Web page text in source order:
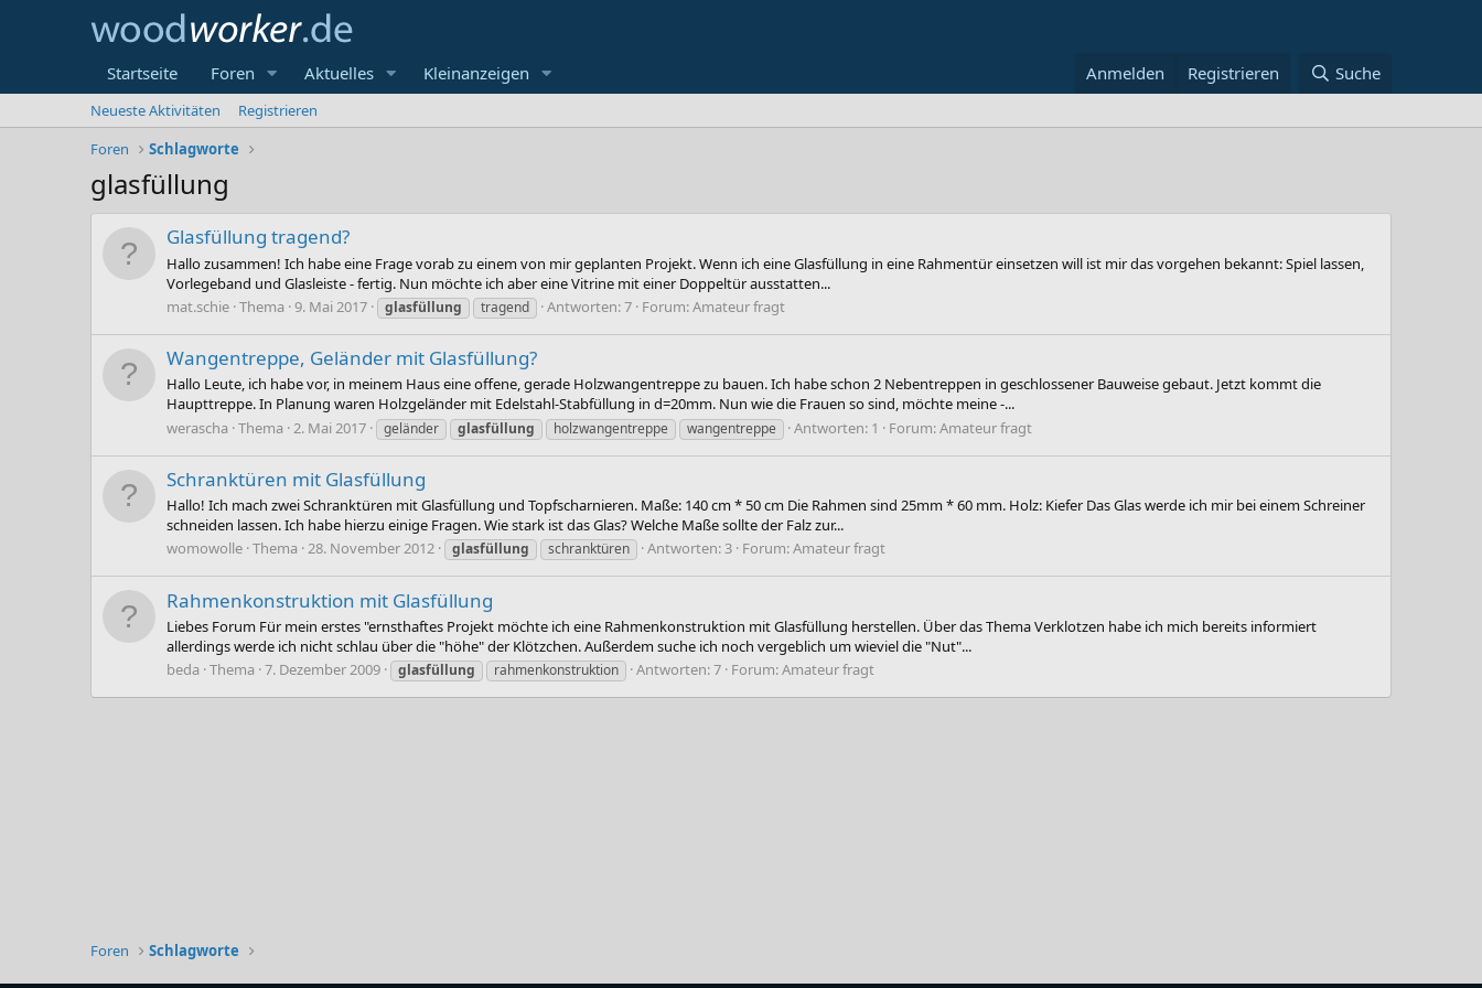
Startseite Foren Aktuelles Kleinanzeigen Anmelden Registrieren Suche
Neueste Aktivitäten
Registrieren
Foren
Schlagworte
glasfüllung
Glasfüllung tragend?
Hallo zusammen! Ich habe eine Frage vorab zu einem von mir geplanten Projekt. Wenn ich eine Glasfüllung in eine Rahmentür einsetzen will ist mir das vorgehen bekannt: Spiel lassen,
Vorlegeband und Glasleiste - fertig. Nun möchte ich aber eine Vitrine mit einer Doppeltür ausstatten...
mat.schie Thema 9. Mai 2017 glasfüllung tragend Antworten: 7 Forum:Amateur fragt
Wangentreppe, Geländer mit Glasfüllung?
Hallo Leute, ich habe vor, in meinem Haus eine offene, gerade Holzwangentreppe zu bauen. Ich habe schon 2 Nebentreppen in geschlossener Bauweise gebaut. Jetzt kommt die
Haupttreppe. In Planung waren Holzgeländer mit Edelstahl-Stabfüllung in d=20mm. Nun wie die Frauen so sind, möchte meine -...
werascha Thema 2. Mai 2017 geländer glasfüllung holzwangentreppe wangentreppe Antworten: 1 Forum:Amateur fragt
Schranktüren mit Glasfüllung
Hallo! Ich mach zwei Schranktüren mit Glasfüllung und Topfscharnieren. Maße: 140 cm * 50 cm Die Rahmen sind 25mm * 60 mm. Holz: Kiefer Das Glas werde ich mir bei einem Schreiner
schneiden lassen. Ich habe hierzu einige Fragen. Wie stark ist das Glas? Welche Maße sollte der Falz zur...
womowolle Thema 28. November 2012 glasfüllung schranktüren Antworten: 3 Forum:Amateur fragt
Rahmenkonstruktion mit Glasfüllung
Liebes Forum Für mein erstes "ernsthaftes Projekt möchte ich eine Rahmenkonstruktion mit Glasfüllung herstellen. Über das Thema Verklotzen habe ich mich bereits informiert
allerdings werde ich nicht schlau über die "höhe" der Klötzchen. Außerdem suche ich noch vergeblich um wieviel die "Nut"...
beda Thema 7. Dezember 2009 glasfüllung rahmenkonstruktion Antworten: 7 Forum:Amateur fragt
Foren Schlagworte